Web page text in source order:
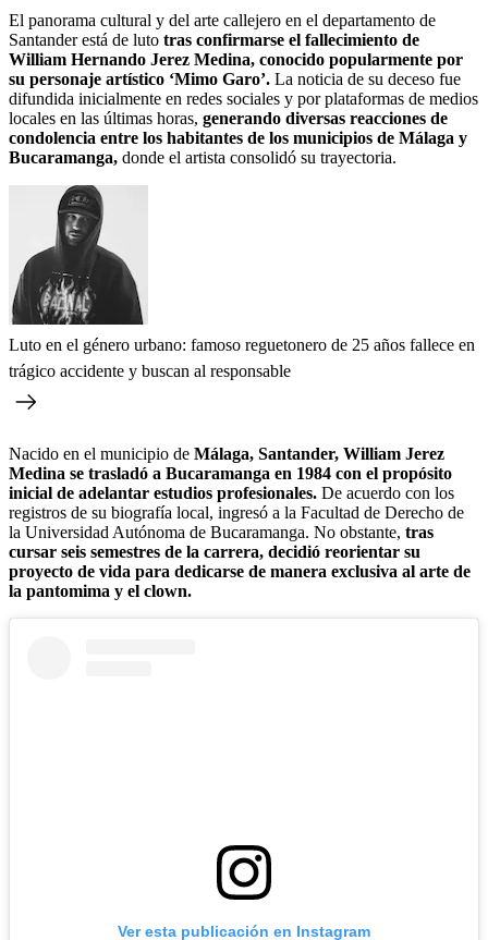
El panorama cultural y del arte callejero en el departamento de
Santander está de luto tras confirmarse el fallecimiento de
William Hernando Jerez Medina, conocido popularmente por
su personaje artístico ‘Mimo Garo’. La noticia de su deceso fue
difundida inicialmente en redes sociales y por plataformas de medios
locales en las últimas horas, generando diversas reacciones de
condolencia entre los habitantes de los municipios de Málaga y
Bucaramanga, donde el artista consolidó su trayectoria.
Luto en el género urbano: famoso reguetonero de 25 años fallece en
trágico accidente y buscan al responsable
Nacido en el municipio de Málaga, Santander, William Jerez
Medina se trasladó a Bucaramanga en 1984 con el propósito
inicial de adelantar estudios profesionales. De acuerdo con los
registros de su biografía local, ingresó a la Facultad de Derecho de
la Universidad Autónoma de Bucaramanga. No obstante, tras
cursar seis semestres de la carrera, decidió reorientar su
proyecto de vida para dedicarse de manera exclusiva al arte de
la pantomima y el clown.
Ver esta publicación en Instagram